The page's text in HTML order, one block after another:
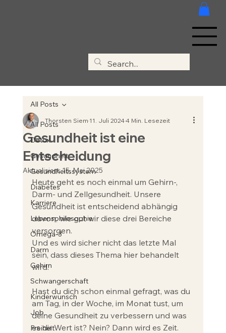
All Posts
Detox
Gesundheit
Gesundheitssystem
Diabetes
Karriere
Lebensphilosophie
Omega-3
Darm
Gehirn
Schwangerschaft
Kinderwunsch
Job
Freiheit
All Posts
Gesundheit ist eine
Entscheidung
Thorsten Siem11. Juli 20244 Min. Lesezeit
Aktualisiert:15. Mai 2025
Heute geht es noch einmal um Gehirn-,
Darm- und Zellgesundheit. Unsere
Gesundheit ist entscheidend abhängig
davon, wie gut wir diese drei Bereiche
versorgen.
Und es wird sicher nicht das letzte Mal
sein, dass dieses Thema hier behandelt
wird.
Hast du dich schon einmal gefragt, was du
am Tag, in der Woche, im Monat tust, um
deine Gesundheit zu verbessern und was
es dir Wert ist? Nein? Dann wird es Zeit.